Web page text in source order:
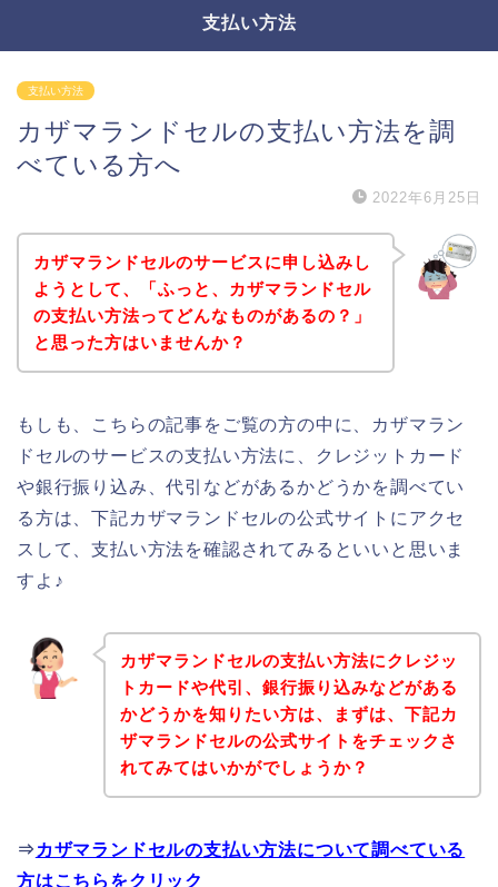
支払い方法
支払い方法
カザマランドセルの支払い方法を調
べている方へ
2022年6月25日
カザマランドセルのサービスに申し込みし
ようとして、「ふっと、カザマランドセル
の支払い方法ってどんなものがあるの？」
と思った方はいませんか？
もしも、こちらの記事をご覧の方の中に、カザマラン
ドセルのサービスの支払い方法に、クレジットカード
や銀行振り込み、代引などがあるかどうかを調べてい
る方は、下記カザマランドセルの公式サイトにアクセ
スして、支払い方法を確認されてみるといいと思いま
すよ♪
カザマランドセルの支払い方法にクレジッ
トカードや代引、銀行振り込みなどがある
かどうかを知りたい方は、まずは、下記カ
ザマランドセルの公式サイトをチェックさ
れてみてはいかがでしょうか？
⇒ カザマランドセルの支払い方法について調べている
方はこちらをクリック